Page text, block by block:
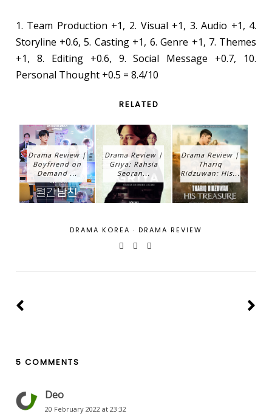
1. Team Production +1, 2. Visual +1, 3. Audio +1, 4.
Storyline +0.6, 5. Casting +1, 6. Genre +1, 7. Themes
+1, 8. Editing +0.6, 9. Social Message +0.7, 10.
Personal Thought +0.5 = 8.4/10
RELATED
Drama Review |
Boyfriend on
Demand ...
Drama Review |
Griya: Rahsia
Seoran...
Drama Review |
Thariq
Ridzuwan: His...
DRAMA KOREA · DRAMA REVIEW
5 COMMENTS
Deo
20 February 2022 at 23:32